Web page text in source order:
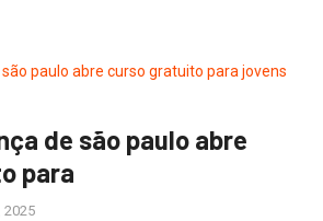
de são paulo abre
para
2025